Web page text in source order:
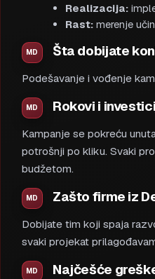
Realizacija:
Rast: merenje
Šta dobijate
Podešavanje i vođenje
Rokovi i
Kampanje se pokreću
potrošnji po kliku. Svaki
budžetom.
Zašto firme iz
Dobijate tim koji spaja
svaki projekat
Najčešće